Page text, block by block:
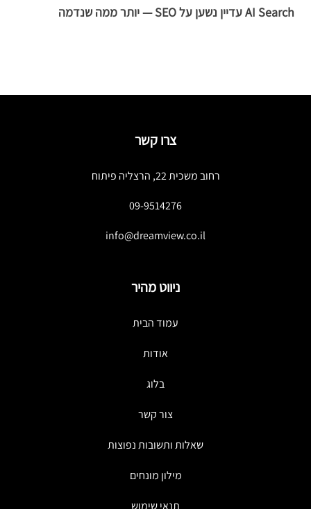
AI Search עדיין נשען על SEO — יותר ממה שנדמה
צרו קשר
רחוב משכית 22, הרצליה פיתוח
09-9514276
info@dreamview.co.il
ניווט מהיר
עמוד הבית
אודות
בלוג
צור קשר
שאלות ותשובות נפוצות
מילון מונחים
תנאי שימוש